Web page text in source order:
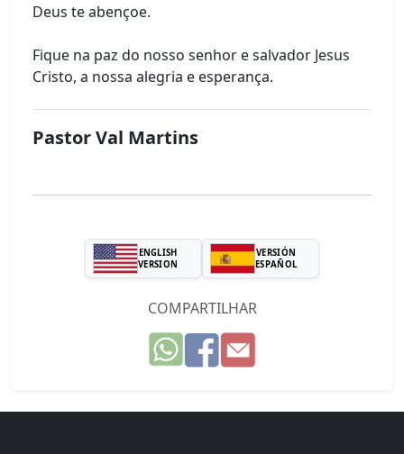
Deus te abençoe.
Fique na paz do nosso senhor e salvador Jesus
Cristo, a nossa alegria e esperança.
Pastor Val Martins
ENGLISH
VERSION
VERSIÓN
ESPAÑOL
COMPARTILHAR